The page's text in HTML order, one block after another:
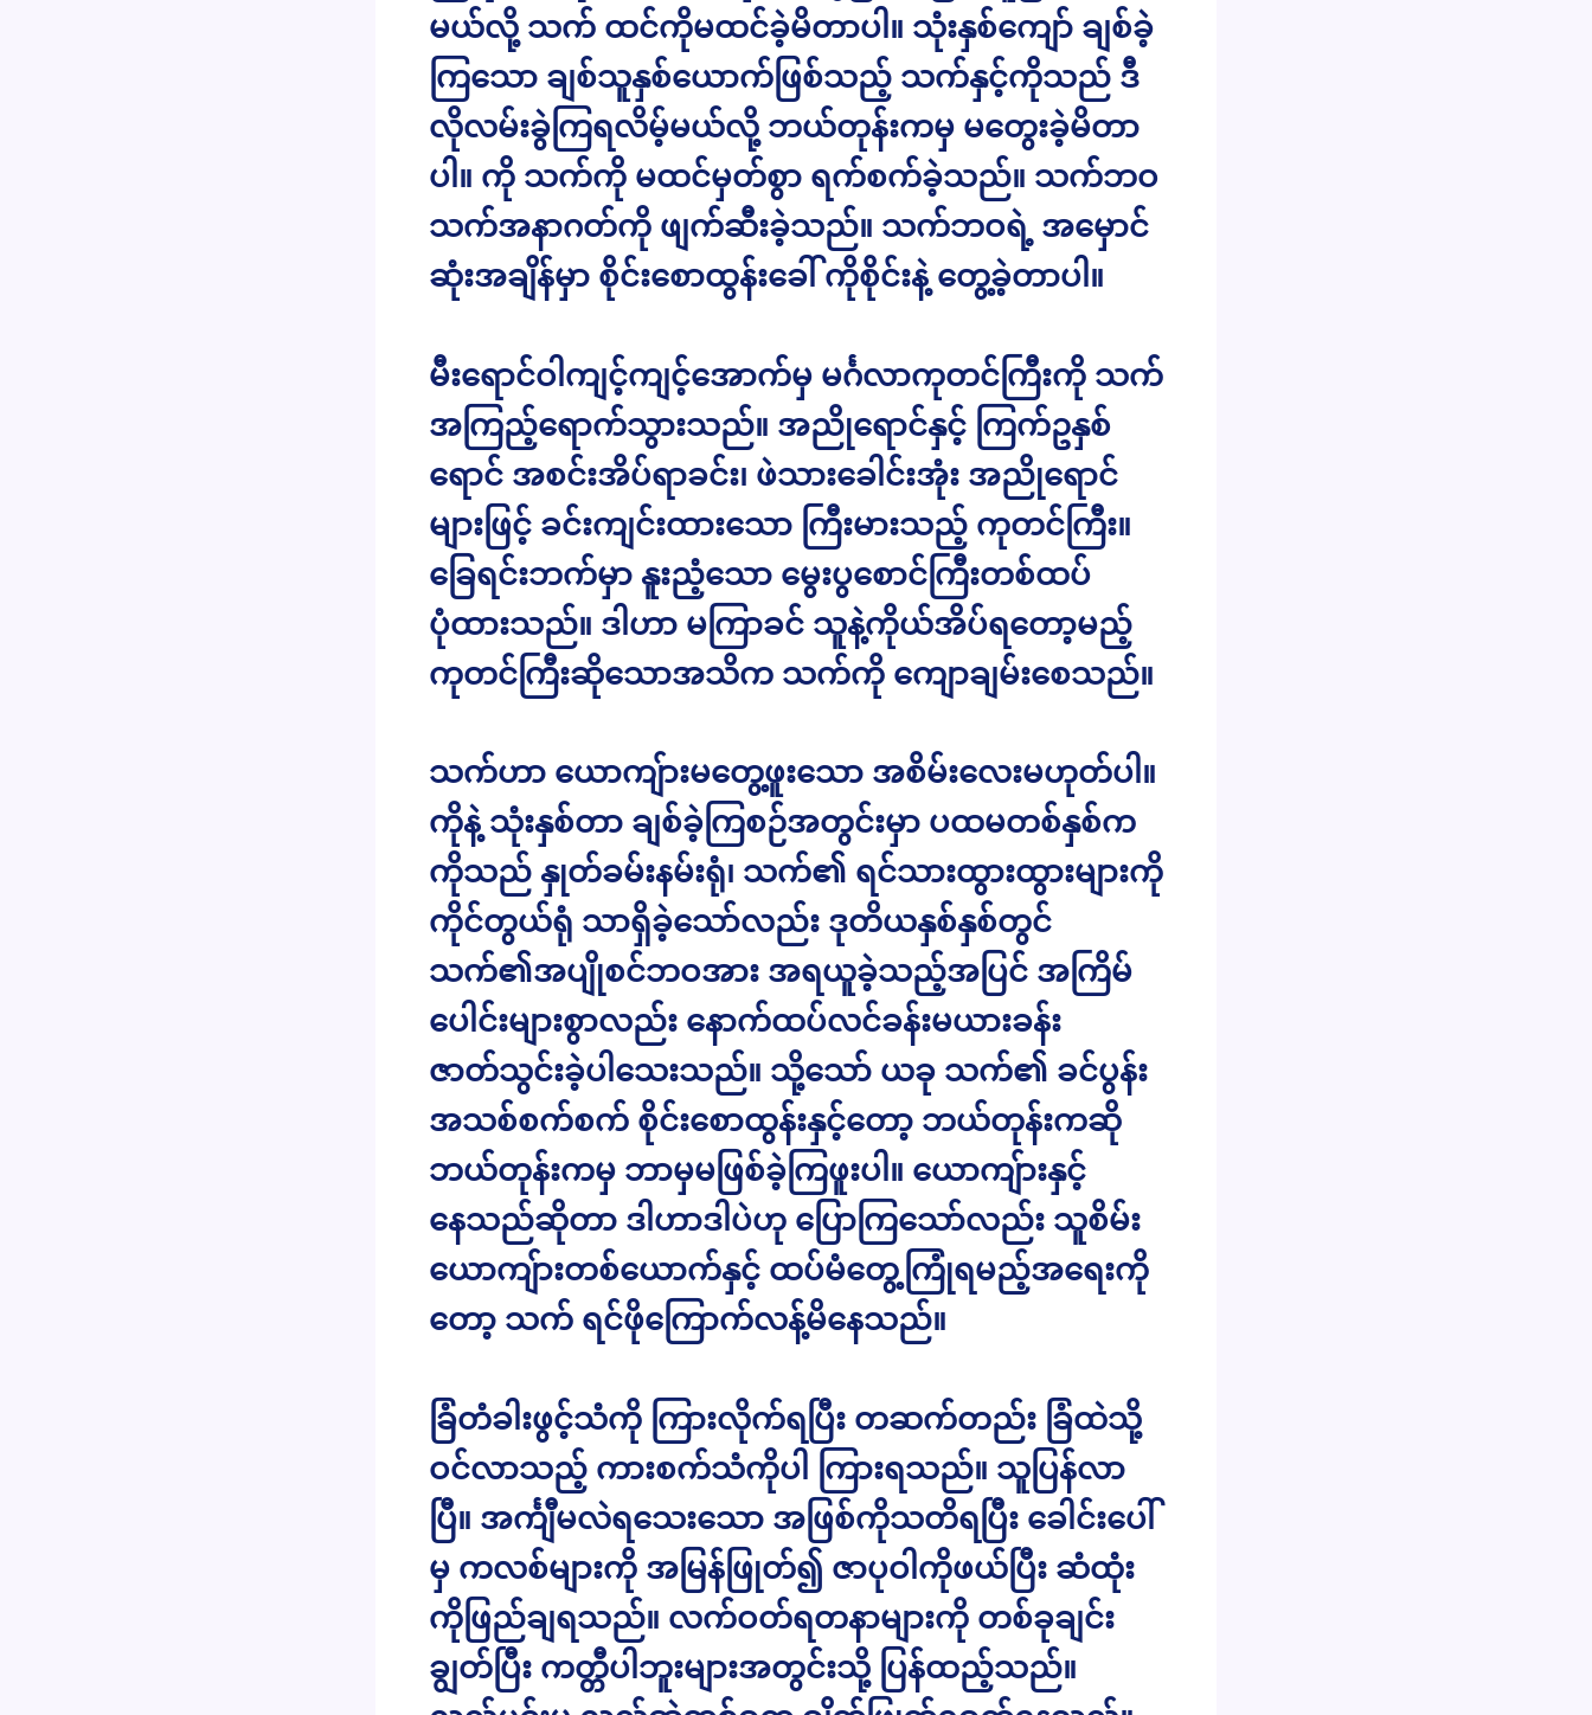
မယ်လို့ သက် ထင်ကိုမထင်ခဲ့မိတာပါ။ သုံးနှစ်ကျော် ချစ်ခဲ့
ကြသော ချစ်သူနှစ်ယောက်ဖြစ်သည့် သက်နှင့်ကိုသည် ဒီ
လိုလမ်းခွဲကြရလိမ့်မယ်လို့ ဘယ်တုန်းကမှ မတွေးခဲ့မိတာ
ပါ။ ကို သက်ကို မထင်မှတ်စွာ ရက်စက်ခဲ့သည်။ သက်ဘဝ
သက်အနာဂတ်ကို ဖျက်ဆီးခဲ့သည်။ သက်ဘဝရဲ့ အမှောင်
ဆုံးအချိန်မှာ စိုင်းစောထွန်းခေါ် ကိုစိုင်းနဲ့ တွေ့ခဲ့တာပါ။
မီးရောင်ဝါကျင့်ကျင့်အောက်မှ မင်္ဂလာကုတင်ကြီးကို သက်
အကြည့်ရောက်သွားသည်။ အညိုရောင်နှင့် ကြက်ဥနှစ်
ရောင် အစင်းအိပ်ရာခင်း၊ ဖဲသားခေါင်းအုံး အညိုရောင်
များဖြင့် ခင်းကျင်းထားသော ကြီးမားသည့် ကုတင်ကြီး။
ခြေရင်းဘက်မှာ နူးညံ့သော မွေးပွစောင်ကြီးတစ်ထပ်
ပုံထားသည်။ ဒါဟာ မကြာခင် သူနဲ့ကိုယ်အိပ်ရတော့မည့်
ကုတင်ကြီးဆိုသောအသိက သက်ကို ကျောချမ်းစေသည်။
သက်ဟာ ယောကျ်ားမတွေ့ဖူးသော အစိမ်းလေးမဟုတ်ပါ။
ကိုနဲ့ သုံးနှစ်တာ ချစ်ခဲ့ကြစဉ်အတွင်းမှာ ပထမတစ်နှစ်က
ကိုသည် နှုတ်ခမ်းနမ်းရုံ၊ သက်၏ ရင်သားထွားထွားများကို
ကိုင်တွယ်ရုံ သာရှိခဲ့သော်လည်း ဒုတိယနှစ်နှစ်တွင်
သက်၏အပျိုစင်ဘဝအား အရယူခဲ့သည့်အပြင် အကြိမ်
ပေါင်းများစွာလည်း နောက်ထပ်လင်ခန်းမယားခန်း
ဇာတ်သွင်းခဲ့ပါသေးသည်။ သို့သော် ယခု သက်၏ ခင်ပွန်း
အသစ်စက်စက် စိုင်းစောထွန်းနှင့်တော့ ဘယ်တုန်းကဆို
ဘယ်တုန်းကမှ ဘာမှမဖြစ်ခဲ့ကြဖူးပါ။ ယောကျ်ားနှင့်
နေသည်ဆိုတာ ဒါဟာဒါပဲဟု ပြောကြသော်လည်း သူစိမ်း
ယောကျ်ားတစ်ယောက်နှင့် ထပ်မံတွေ့ကြုံရမည့်အရေးကို
တော့ သက် ရင်ဖိုကြောက်လန့်မိနေသည်။
ခြံတံခါးဖွင့်သံကို ကြားလိုက်ရပြီး တဆက်တည်း ခြံထဲသို့
ဝင်လာသည့် ကားစက်သံကိုပါ ကြားရသည်။ သူပြန်လာ
ပြီ။ အင်္ကျီမလဲရသေးသော အဖြစ်ကိုသတိရပြီး ခေါင်းပေါ်
မှ ကလစ်များကို အမြန်ဖြုတ်၍ ဇာပုဝါကိုဖယ်ပြီး ဆံထုံး
ကိုဖြည်ချရသည်။ လက်ဝတ်ရတနာများကို တစ်ခုချင်း
ချွတ်ပြီး ကတ္တီပါဘူးများအတွင်းသို့ ပြန်ထည့်သည်။